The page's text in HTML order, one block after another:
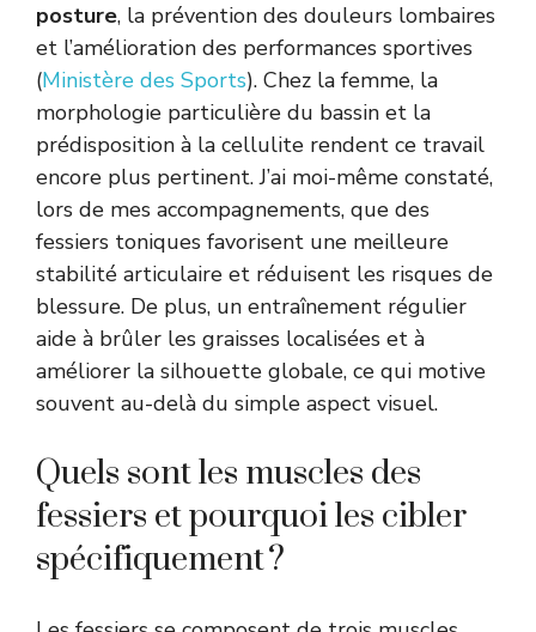
posture, la prévention des douleurs lombaires
et l’amélioration des performances sportives
(Ministère des Sports). Chez la femme, la
morphologie particulière du bassin et la
prédisposition à la cellulite rendent ce travail
encore plus pertinent. J’ai moi-même constaté,
lors de mes accompagnements, que des
fessiers toniques favorisent une meilleure
stabilité articulaire et réduisent les risques de
blessure. De plus, un entraînement régulier
aide à brûler les graisses localisées et à
améliorer la silhouette globale, ce qui motive
souvent au-delà du simple aspect visuel.
Quels sont les muscles des
fessiers et pourquoi les cibler
spécifiquement ?